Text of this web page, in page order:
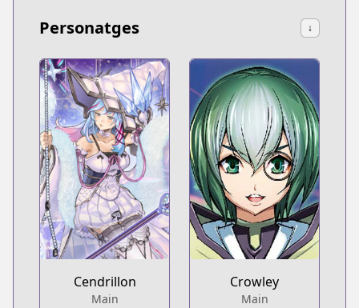
Personatges ↓
Cendrillon
Main
Crowley
Main